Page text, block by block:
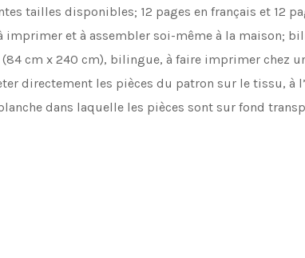
tailles disponibles; 12 pages en français et 12
imprimer et à assembler soi-même à la maison;
(84 cm x 240 cm), bilingue, à faire imprimer chez
directement les pièces du patron sur le tissu, à
dans laquelle les pièces sont sur fond